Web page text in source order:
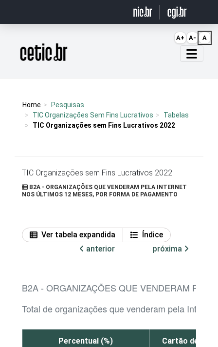
Página inicial
Home
Pesquisas
TIC Organizações Sem Fins Lucrativos
Tabelas
TIC Organizações sem Fins Lucrativos 2022
TIC Organizações sem Fins Lucrativos 2022
B2A - ORGANIZAÇÕES QUE VENDERAM PELA INTERNET
NOS ÚLTIMOS 12 MESES, POR FORMA DE PAGAMENTO
Ver tabela expandida
Índice
anterior
próxima
B2A - ORGANIZAÇÕES QUE VENDERAM
Total de organizações que venderam pela Internet
Percentual (%)
Cartão de
A+ A- A